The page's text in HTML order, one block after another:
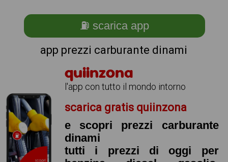
⛽ scarica app
app prezzi carburante dinami
quiinzona
l'app con tutto il mondo intorno
scarica gratis quiinzona
e scopri prezzi carburante
dinami
tutti i prezzi di oggi per